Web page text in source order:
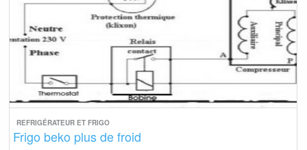
REFRIGÉRATEUR ET FRIGO
Frigo beko plus de froid